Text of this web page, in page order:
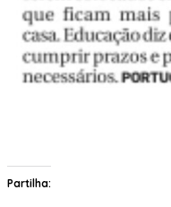
Partilha: